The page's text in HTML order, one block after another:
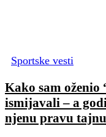
Sportske vesti
Kako sam oženio
ismijavali – a
njenu pravu tajnu